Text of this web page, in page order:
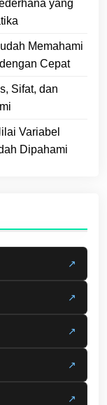
yang
Memahami
Cepat
Sifat, dan
Variabel
Dipahami
↗
↗
↗
↗
↗